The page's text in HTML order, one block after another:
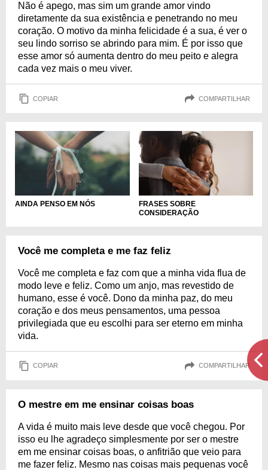
Não é apego, mas sim um grande amor vindo
diretamente da sua existência e penetrando no meu
coração. O motivo da minha felicidade é a sua, é ver o
seu lindo sorriso se abrindo para mim. É por isso que
esse amor só aumenta dentro do meu peito e alegra
cada vez mais o meu viver.
COPIAR COMPARTILHAR
AINDA PENSO EM NÓS
FRASES SOBRE
CONSIDERAÇÃO
Você me completa e me faz feliz
Você me completa e faz com que a minha vida flua de
modo leve e feliz. Como um anjo, mas revestido de
humano, esse é você. Dono da minha paz, do meu
coração e dos meus pensamentos, uma pessoa
privilegiada que eu escolhi para ser eterno em minha
vida.
COPIAR COMPARTILHAR
O mestre em me ensinar coisas boas
A vida é muito mais leve desde que você chegou. Por
isso eu lhe agradeço simplesmente por ser o mestre
em me ensinar coisas boas, o anfitrião que veio para
me fazer feliz. Mesmo nas coisas mais pequenas você